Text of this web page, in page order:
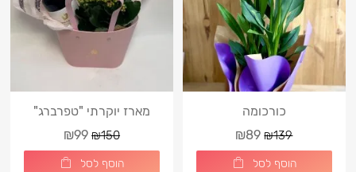
כורכומה
₪139
₪89
הוסף לסל
מארז יוקרתי "טפרברג"
₪150
₪99
הוסף לסל